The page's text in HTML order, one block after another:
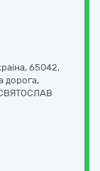
65042,
дорога,